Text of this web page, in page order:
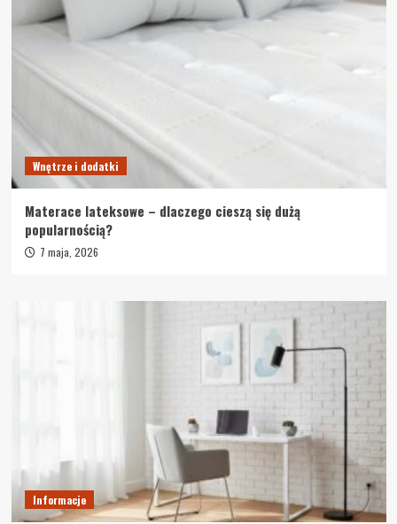
Wnętrze i dodatki
Materace lateksowe – dlaczego cieszą się dużą
popularnością?
7 maja, 2026
Informacje